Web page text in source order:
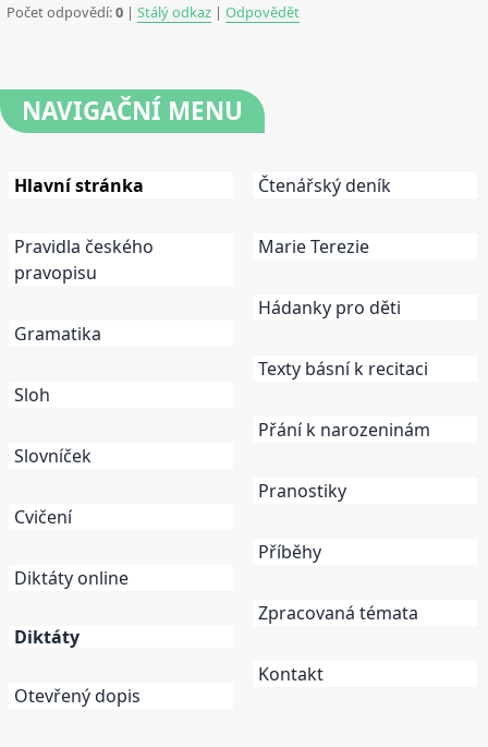
Počet odpovědí:0 |Stálý odkaz |Odpovědět
NAVIGAČNÍ MENU
Hlavní stránka
Pravidla českého
pravopisu
Gramatika
Sloh
Slovníček
Cvičení
Diktáty online
Diktáty
Otevřený dopis
Čtenářský deník
Marie Terezie
Hádanky pro děti
Texty básní k recitaci
Přání k narozeninám
Pranostiky
Příběhy
Zpracovaná témata
Kontakt